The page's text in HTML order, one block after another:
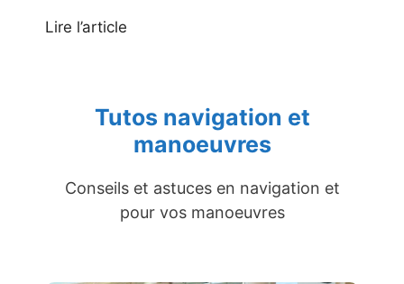
Lire l’article
Tutos navigation et
manoeuvres
Conseils et astuces en navigation et
pour vos manoeuvres